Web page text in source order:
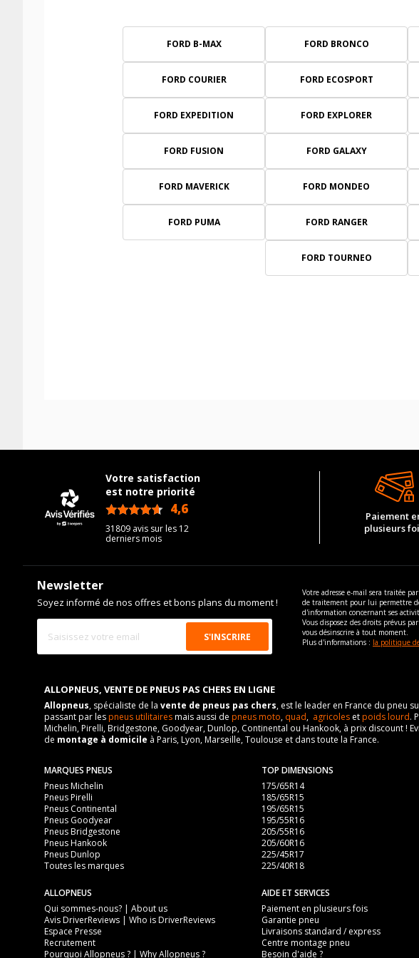
FORD B-MAX FORD BRONCO
FORD COURIER FORD ECOSPORT
FORD EXPEDITION FORD EXPLORER
FORD FUSION FORD GALAXY
FORD MAVERICK FORD MONDEO
FORD PUMA FORD RANGER
FORD TOURNEO
Votre satisfaction
est notre priorité
4,6
31809 avis sur les 12
derniers mois
Paiement
plusieurs
Newsletter
Soyez informé de nos offres et bons plans du moment !
Votre adresse e-mail sera traitée
de traitement pour lui permettre
d'information concernant ses
Vous disposez des droits prévus
vous désinscrire à tout moment.
Plus d'informations : la politique
ALLOPNEUS, VENTE DE PNEUS PAS CHERS EN LIGNE
Allopneus, spécialiste de la vente de pneus pas chers, est le leader en France du pneu
passant par lespneus utilitairesmais aussi de pneus moto, quad, agricoles etpoids lourd.
Michelin, Pirelli, Bridgestone, Goodyear, Dunlop, Continental ou Hankook, à prix discount !
de montage à domicile à Paris, Lyon, Marseille, Toulouse et dans toute la France.
MARQUES PNEUS
Pneus Michelin
Pneus Pirelli
Pneus Continental
Pneus Goodyear
Pneus Bridgestone
Pneus Hankook
Pneus Dunlop
Toutes les marques
TOP DIMENSIONS
175/65R14
185/65R15
195/65R15
195/55R16
205/55R16
205/60R16
225/45R17
225/40R18
ALLOPNEUS
Qui sommes-nous? | About us
Avis DriverReviews | Who is DriverReviews
Espace Presse
Recrutement
Pourquoi Allopneus ? | Why Allopneus ?
AIDE ET SERVICES
Paiement en plusieurs fois
Garantie pneu
Livraisons standard / express
Centre montage pneu
Besoin d'aide ?